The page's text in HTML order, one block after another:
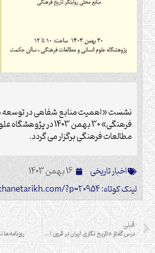
نشست «اهمیت منابع شفاهی در توسعه
فرهنگی» 30 بهمن 1403 در
مطالعات فرهنگی برگزار می گردد.
اخبار تاریخی
16 بهمن 1403
لینک کوتاه: https://sokhanetarikh.com/?p=20954
قبلی
درس گفتار «تاریخ نگاری ایران در قرون اولیه اسلامی»